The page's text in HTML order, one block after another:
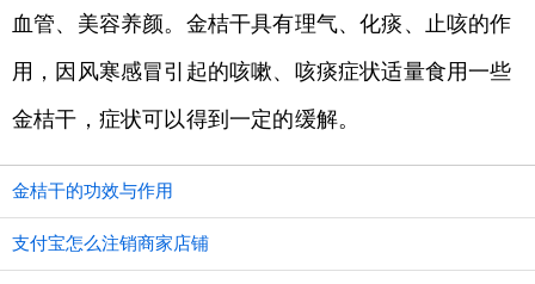
血管、美容养颜。金桔干具有理气、化痰、止咳的作
用，因风寒感冒引起的咳嗽、咳痰症状适量食用一些
金桔干，症状可以得到一定的缓解。
金桔干的功效与作用
支付宝怎么注销商家店铺